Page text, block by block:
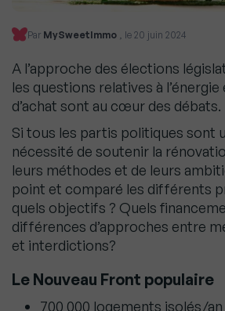
Par MySweetImmo , le 20 juin 2024
A l’approche des élections
les questions relatives à
d’achat sont au cœur des débats.
Si tous les partis politiques sont
nécessité de soutenir la
leurs méthodes et de leurs
point et comparé les différents
quels objectifs ? Quels
différences d’approches entre
et interdictions?
Le Nouveau Front populaire
700 000 logements isolés/an